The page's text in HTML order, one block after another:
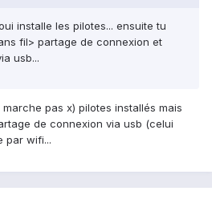
installe les pilotes... ensuite tu
fil> partage de connexion et
usb...
pas x) pilotes installés mais
de connexion via usb (celui
par wifi...